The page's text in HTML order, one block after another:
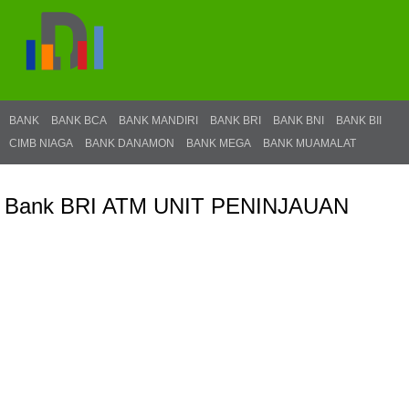
BANK BANK BCA BANK MANDIRI BANK BRI BANK BNI
BANK BII
CIMB NIAGA
BANK DANAMON BANK MEGA BANK MUAMALAT
Bank BRI ATM UNIT PENINJAUAN